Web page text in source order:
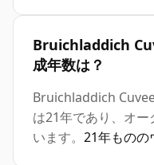
Bruichladdich
成年数は？
Bruichladdich
は21年であり、オ
います。 21年ものの